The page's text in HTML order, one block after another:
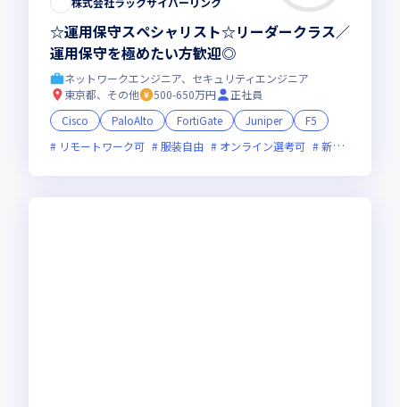
☆運用保守スペシャリスト☆リーダークラス／
運用保守を極めたい方歓迎◎
ネットワークエンジニア、セキュリティエンジニア
東京都、その他
500-650万円
正社員
Cisco
PaloAlto FortiGate Juniper
F5
リモートワーク可
服装自由 オンライン選考可 新技術に積極的